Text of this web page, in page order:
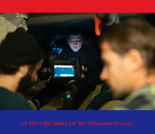
Ce film a été réalisé par Yan Tomaszewski avec :